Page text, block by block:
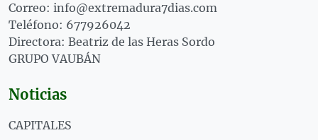
Correo: info@extremadura7dias.com
Teléfono: 677926042
Directora: Beatriz de las Heras Sordo
GRUPO VAUBÁN
Noticias
CAPITALES